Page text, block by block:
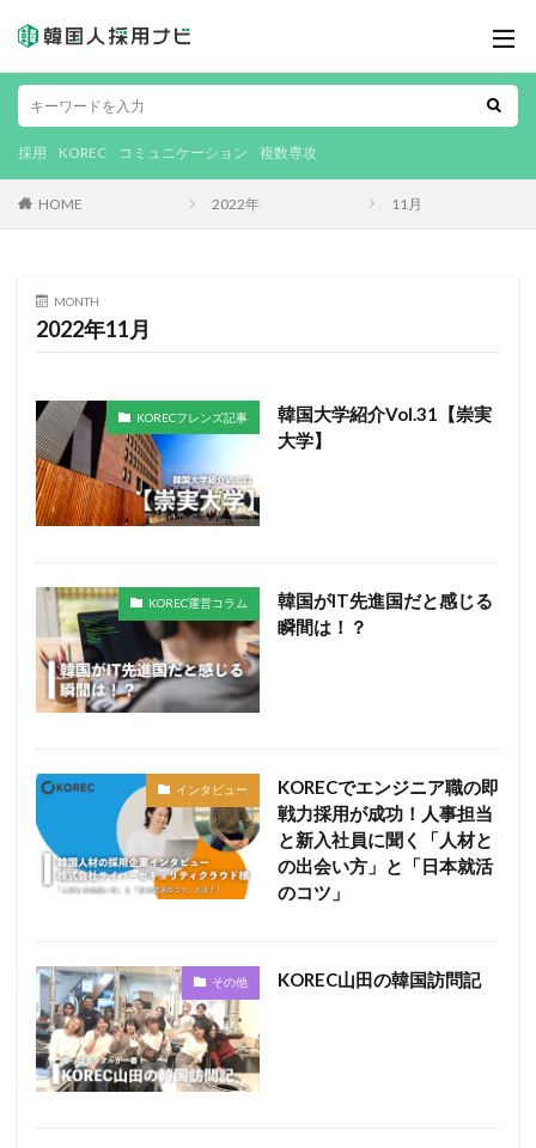
採用 KOREC コミュニケーション 複数専攻
HOME 2022年 11月
MONTH
2022年11月
KORECフレンズ記事
韓国大学紹介Vol.31【崇実
大学】
KOREC運営コラム
韓国がIT先進国だと感じる
瞬間は！？
インタビュー
KORECでエンジニア職の即
戦力採用が成功！人事担当
と新入社員に聞く「人材と
の出会い方」と「日本就活
のコツ」
その他 KOREC山田の韓国訪問記